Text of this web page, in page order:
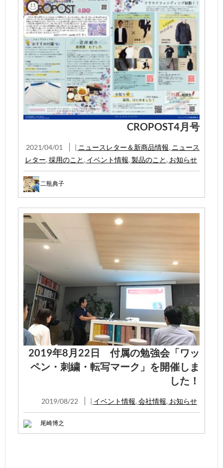
CROPOST4月号
2021/04/01 | ニュースレター＆新商品情報, ニュース
レター, 採用のこと , イベント情報, 製品のこと , お知らせ
二瓶典子
2019年8月22日 付属の勉強会「ワッ
ペン・刺繍・転写マーク」を開催しま
した！
2019/08/22 | イベント情報, 会社情報, お知らせ
尾崎博之